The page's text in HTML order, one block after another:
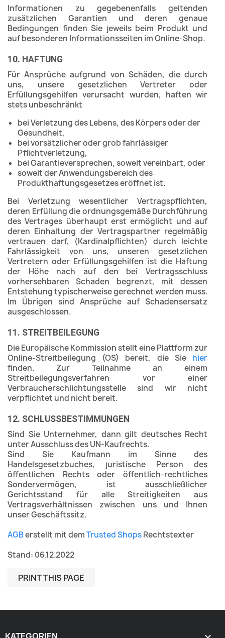
Informationen zu gegebenenfalls geltenden
zusätzlichen Garantien und deren genaue
Bedingungen finden Sie jeweils beim Produkt und
auf besonderen Informationsseiten im Online-Shop.
10. HAFTUNG
Für Ansprüche aufgrund von Schäden, die durch
uns, unsere gesetzlichen Vertreter oder
Erfüllungsgehilfen verursacht wurden, haften wir
stets unbeschränkt
bei Verletzung des Lebens, des Körpers oder der
Gesundheit,
bei vorsätzlicher oder grob fahrlässiger
Pflichtverletzung,
bei Garantieversprechen, soweit vereinbart, oder
soweit der Anwendungsbereich des
Produkthaftungsgesetzes eröffnet ist.
Bei Verletzung wesentlicher Vertragspflichten,
deren Erfüllung die ordnungsgemäße Durchführung
des Vertrages überhaupt erst ermöglicht und auf
deren Einhaltung der Vertragspartner regelmäßig
vertrauen darf, (Kardinalpflichten) durch leichte
Fahrlässigkeit von uns, unseren gesetzlichen
Vertretern oder Erfüllungsgehilfen ist die Haftung
der Höhe nach auf den bei Vertragsschluss
vorhersehbaren Schaden begrenzt, mit dessen
Entstehung typischerweise gerechnet werden muss.
Im Übrigen sind Ansprüche auf Schadensersatz
ausgeschlossen.
11. STREITBEILEGUNG
Die Europäische Kommission stellt eine Plattform zur
Online-Streitbeilegung (OS) bereit, die Sie hier
finden. Zur Teilnahme an einem
Streitbeilegungsverfahren vor einer
Verbraucherschlichtungsstelle sind wir nicht
verpflichtet und nicht bereit.
12. SCHLUSSBESTIMMUNGEN
Sind Sie Unternehmer, dann gilt deutsches Recht
unter Ausschluss des UN-Kaufrechts.
Sind Sie Kaufmann im Sinne des
Handelsgesetzbuches, juristische Person des
öffentlichen Rechts oder öffentlich-rechtliches
Sondervermögen, ist ausschließlicher
Gerichtsstand für alle Streitigkeiten aus
Vertragsverhältnissen zwischen uns und Ihnen
unser Geschäftssitz.
AGBerstellt mit demTrusted ShopsRechtstexter
Stand: 06.12.2022